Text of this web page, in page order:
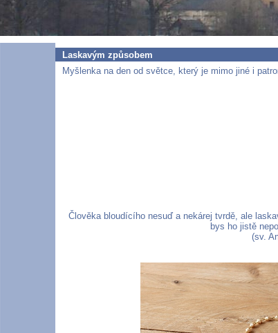
Laskavým způsobem
Myšlenka na den od světce, který je mimo jiné i
Člověka bloudícího nesuď a nekárej tvrdě, ale
bys ho jistě
(sv.